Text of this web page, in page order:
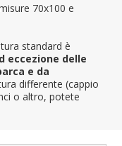
70x100 e
standard è
eccezione delle
e da
differente (cappio
o altro, potete